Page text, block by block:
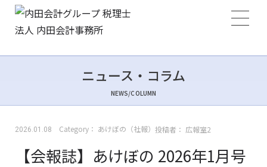
ニュース・コラム
NEWS/COLUMN
2026.01.08 Category： あけぼの（社報） 投稿者： 広報室2
【会報誌】あけぼの 2026年1月号